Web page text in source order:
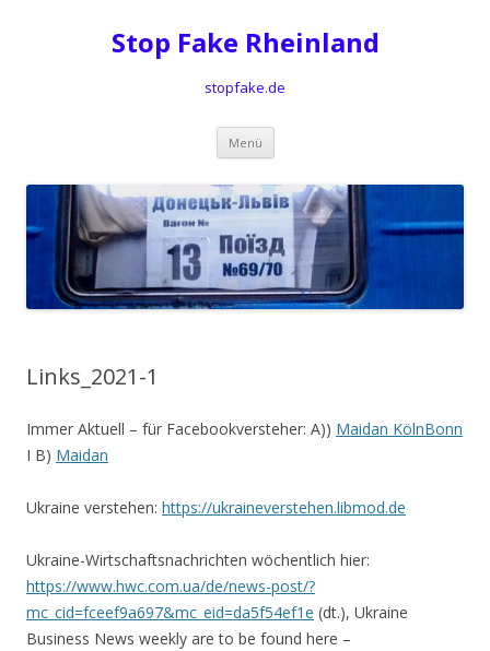
Stop Fake Rheinland
stopfake.de
Menü Springe
Inhalt
Links_2021-1
Immer Aktuell – für Facebookversteher: A)) Maidan KölnBonn
I B) Maidan
Ukraine verstehen: https://ukraineverstehen.libmod.de
Ukraine-Wirtschaftsnachrichten wöchentlich hier:
https://www.hwc.com.ua/de/news-post/?
mc_cid=fceef9a697&mc_eid=da5f54ef1e (dt.), Ukraine
Business News weekly are to be found here –